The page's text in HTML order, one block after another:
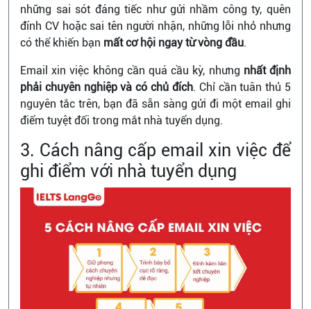
những sai sót đáng tiếc như gửi nhầm công ty, quên
đính CV hoặc sai tên người nhận, những lỗi nhỏ nhưng
có thể khiến bạn mất cơ hội ngay từ vòng đầu.
Email xin việc không cần quá cầu kỳ, nhưng nhất định
phải chuyên nghiệp và có chủ đích. Chỉ cần tuân thủ 5
nguyên tắc trên, bạn đã sẵn sàng gửi đi một email ghi
điểm tuyệt đối trong mắt nhà tuyển dụng.
3. Cách nâng cấp email xin việc để
ghi điểm với nhà tuyển dụng